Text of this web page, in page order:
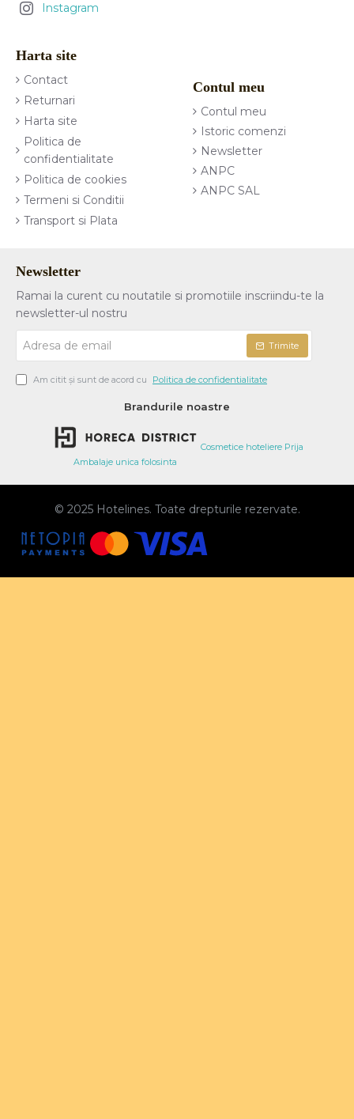
Instagram
Harta site
Contact
Returnari
Harta site
Politica de
confidentialitate
Politica de cookies
Termeni si Conditii
Transport si Plata
Contul meu
Contul meu
Istoric comenzi
Newsletter
ANPC
ANPC SAL
Newsletter
Ramai la curent cu noutatile si promotiile inscriindu-te la
newsletter-ul nostru
de
Trimite
Am citit şi sunt de acord cu Politica de confidentialitate
Brandurile noastre
Ambalaje unica folosinta
Cosmetice hoteliere Prija
© 2025 Hotelines. Toate drepturile rezervate.